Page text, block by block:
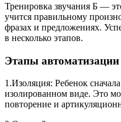
Тренировка звучания Б —
учится правильному
фразах и предложениях.
в несколько этапов.
Этапы автоматизации
1.Изоляция: Ребенок
изолированном виде. Это
повторение и